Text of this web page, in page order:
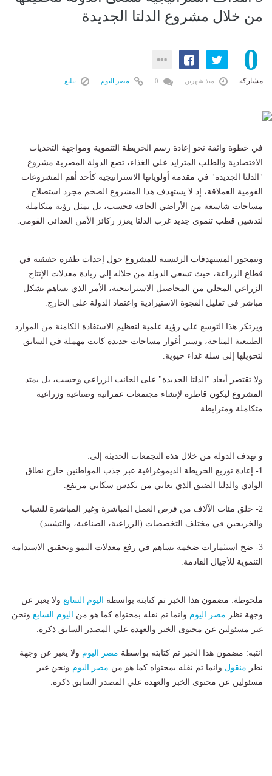
من خلال مشروع الدلتا الجديدة
0
مشاركة منذ شهرين مصر اليوم تبليغ
في خطوة واثقة نحو إعادة رسم الخريطة التنموية ومواجهة التحديات
الاقتصادية والطلب المتزايد على الغذاء، تضع الدولة المصرية مشروع
"الدلتا الجديدة" في مقدمة أولوياتها الاستراتيجية كأحد أهم المشروعات
القومية العملاقة، إذ لا يستهدف هذا المشروع الضخم مجرد استصلاح
مساحات شاسعة من الأراضي الجافة فحسب، بل يمثل رؤية متكاملة
لتدشين قطب تنموي جديد غرب الدلتا يعزز ركائز الأمن الغذائي القومي.
وتتمحور المستهدفات الرئيسية للمشروع حول إحداث طفرة حقيقية في
قطاع الزراعة، حيث تسعى الدولة من خلاله إلى زيادة معدلات الإنتاج
الزراعي المحلي من المحاصيل الاستراتيجية، الأمر الذي يساهم بشكل
مباشر في تقليل الفجوة الاستيرادية واعتماد الدولة على الخارج.
ويرتكز هذا التوسع على رؤية علمية لتعظيم الاستفادة الكامنة من الموارد
الطبيعية المتاحة، وسبر أغوار مساحات جديدة كانت مهملة في السابق
لتحويلها إلى سلة غذاء حيوية.
ولا تقتصر أبعاد "الدلتا الجديدة" على الجانب الزراعي وحسب، بل يمتد
المشروع ليكون قاطرة لإنشاء مجتمعات عمرانية وصناعية وزراعية
متكاملة ومترابطة.
و تهدف الدولة من خلال هذه التجمعات الحديثة إلى:
1- إعادة توزيع الخريطة الديموغرافية عبر جذب المواطنين خارج نطاق
الوادي والدلتا الضيق الذي يعاني من تكدس سكاني مرتفع.
2- خلق مئات الآلاف من فرص العمل المباشرة وغير المباشرة للشباب
والخريجين في مختلف التخصصات (الزراعية، الصناعية، والتشييد).
3- ضخ استثمارات ضخمة تساهم في رفع معدلات النمو وتحقيق الاستدامة
التنموية للأجيال القادمة.
ملحوظة: مضمون هذا الخبر تم كتابته بواسطة اليوم السابع ولا يعبر عن
وجهة نظر مصر اليوم وانما تم نقله بمحتواه كما هو من اليوم السابع ونحن
غير مسئولين عن محتوى الخبر والعهدة علي المصدر السابق ذكرة.
انتبه: مضمون هذا الخبر تم كتابته بواسطة مصر اليوم ولا يعبر عن وجهة
نظر منقول وانما تم نقله بمحتواه كما هو من مصر اليوم ونحن غير
مسئولين عن محتوى الخبر والعهدة علي المصدر السابق ذكرة.